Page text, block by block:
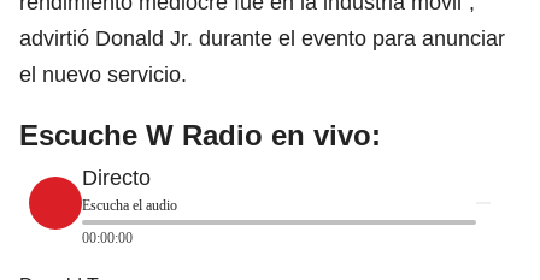
advirtió Donald Jr. durante el evento para anunciar
el nuevo servicio.
Escuche W Radio en vivo:
Directo
Escucha el audio
00:00:00